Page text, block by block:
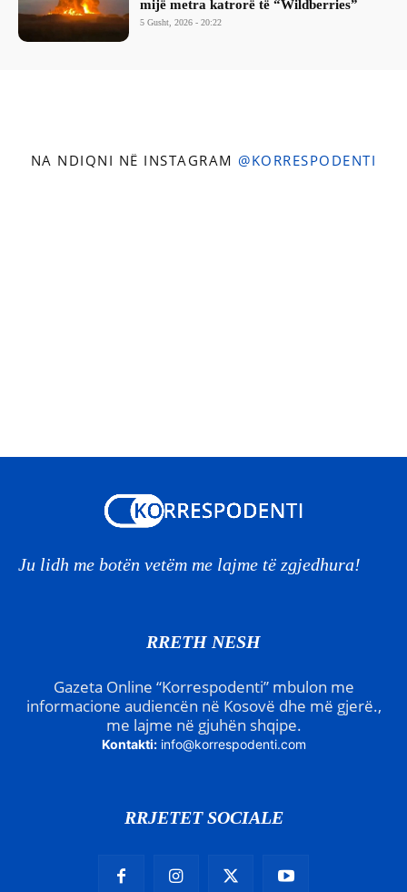
mijë metra katrorë të “Wildberries”
5 Gusht, 2026 - 20:22
NA NDIQNI NË INSTAGRAM @KORRESPODENTI
Ju lidh me botën vetëm me lajme të zgjedhura!
RRETH NESH
Gazeta Online “Korrespodenti” mbulon me
informacione audiencën në Kosovë dhe më gjerë.,
me lajme në gjuhën shqipe.
Kontakti: info@korrespodenti.com
RRJETET SOCIALE